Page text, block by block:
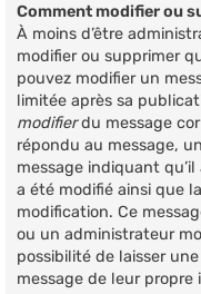
Comment modifier ou
À moins d’être
modifier ou supprimer
pouvez modifier un
limitée après sa
modifierdu message
répondu au message,
message indiquant
a été modifié ainsi que
modification. Ce
ou un administrateur
possibilité de laisser
message de leur